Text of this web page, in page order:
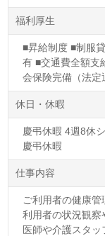
福利厚生
■昇給制度 ■制服
有 ■交通費全額支
会保険完備（法定
休日・休暇
慶弔休暇 4週8休
慶弔休暇
仕事内容
ご利用者の健康
利用者の状況観察
医師や介護スタ